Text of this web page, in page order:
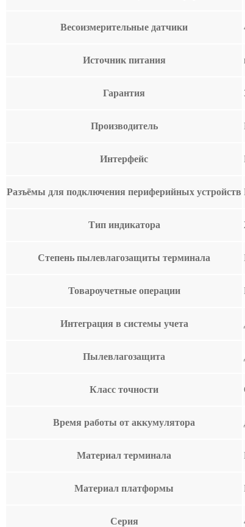
Весоизмерительные датчики
Источник питания
Гарантия
Производитель
Интерфейс
Разъёмы для подключения периферийных устройств
Тип индикатора
Степень пылевлагозащиты терминала
Товароучетные операции
Интеграция в системы учета
Пылевлагозащита
Класс точности
Время работы от аккумулятора
Материал терминала
Материал платформы
Серия